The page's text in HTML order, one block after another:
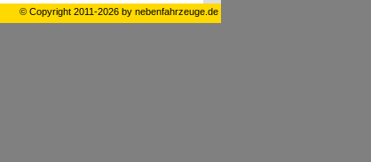
© Copyright 2011-2026 by nebenfahrzeuge.de